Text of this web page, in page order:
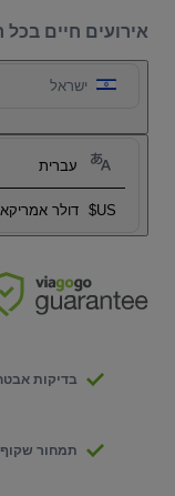
אירועים חיים בכל
ישראל
עברית
US$ דולר אמריקאי
בדיקות
תמחור שקוף